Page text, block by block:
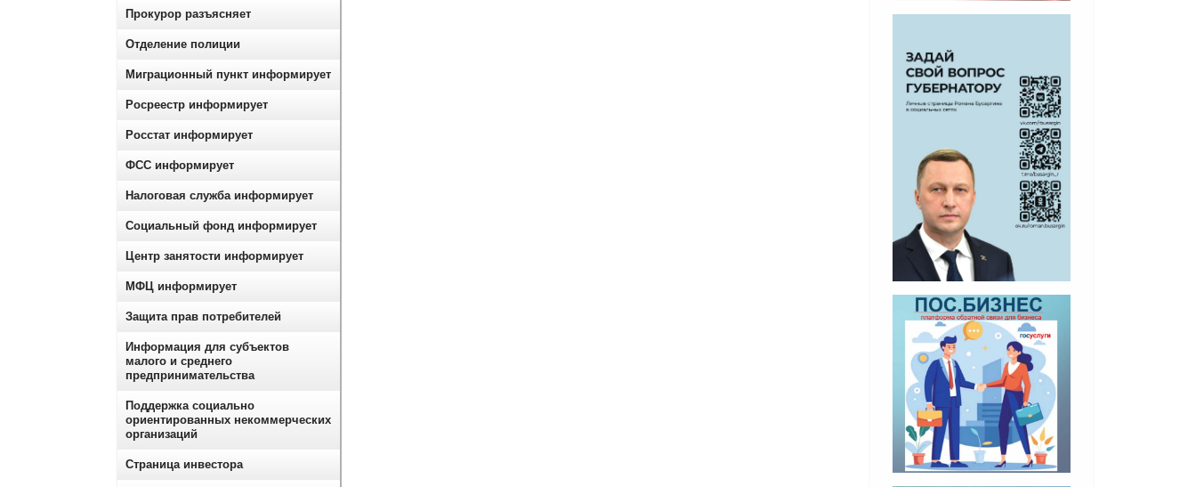
Прокурор разъясняет
Отделение полиции
Миграционный пункт информирует
Росреестр информирует
Росстат информирует
ФСС информирует
Налоговая служба информирует
Социальный фонд информирует
Центр занятости информирует
МФЦ информирует
Защита прав потребителей
Информация для субъектов
малого и среднего
предпринимательства
Поддержка социально
ориентированных некоммерческих
организаций
Страница инвестора